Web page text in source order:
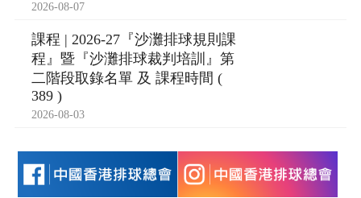
2026-08-07
課程 | 2026-27『沙灘排球規則課
程』暨『沙灘排球裁判培訓』第
二階段取錄名單 及 課程時間 (
389 )
2026-08-03